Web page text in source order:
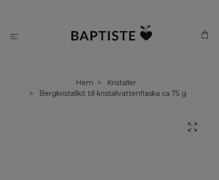
Hem
Kristaller
Bergkristallkit till kristallvattenflaska ca 75 g